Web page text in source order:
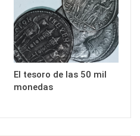
El tesoro de las 50 mil
monedas